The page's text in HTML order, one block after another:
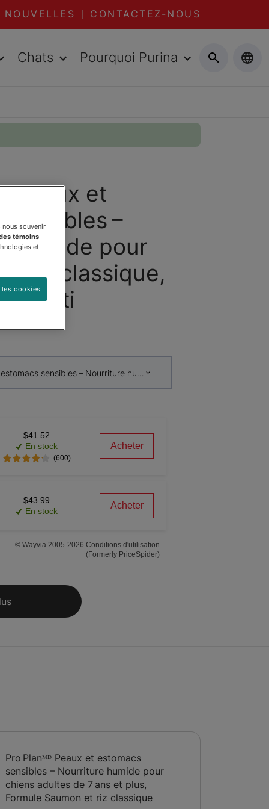
NOUVELLES CONTACTEZ-NOUS
Chats Pourquoi Purina
Peaux et
–
humide pour
classique,
sensibles – Nourriture humide pour chiens adultes
$41.52
En stock
(600)
Acheter
$43.99
En stock
Acheter
© Wayvia 2005-2026 Conditions d'utilisation
(Formerly PriceSpider)
Pro Planᴹᴰ Peaux et estomacs
sensibles – Nourriture humide pour
chiens adultes de 7 ans et plus,
Formule Saumon et riz classique
souvenir
témoins
et
cookies